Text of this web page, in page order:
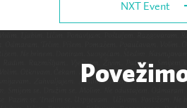
NXT Event